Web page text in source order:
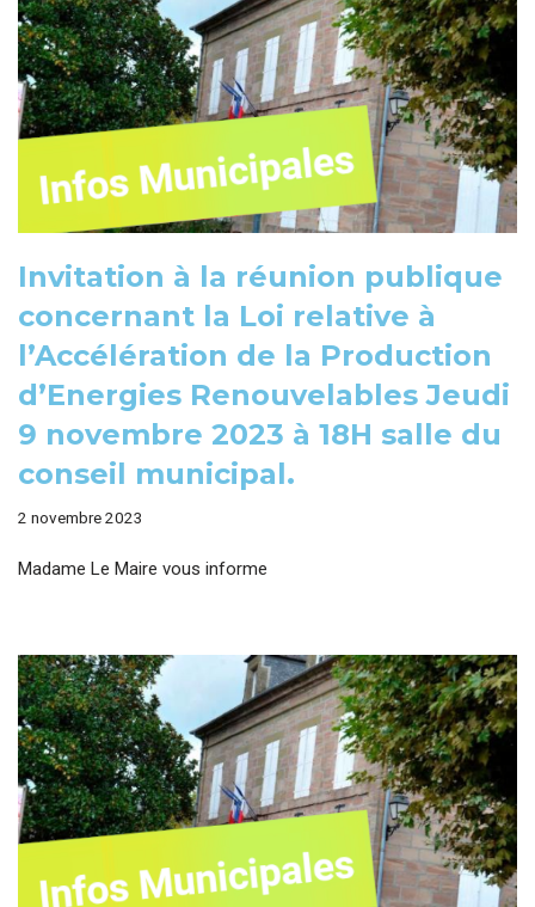
Invitation à la réunion publique
concernant la Loi relative à
l’Accélération de la Production
d’Energies Renouvelables Jeudi
9 novembre 2023 à 18H salle du
conseil municipal.
2 novembre 2023
Madame Le Maire vous informe